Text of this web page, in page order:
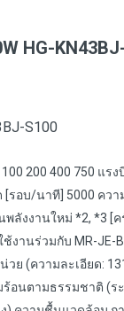
HG-
S100
200 400 750 แร
[รอบ/นาที] 5000 ค
ลังงานใหม่ *2, *3
งานร่วมกับ MR-
วย (ความละเอียด
ตามธรรมชาติ (ระ